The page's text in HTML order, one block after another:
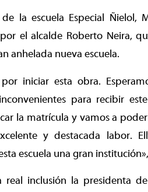
la escuela Especial Ñielol,
el alcalde Roberto Neira,
anhelada nueva escuela.
iniciar esta obra.
para recibir
la matrícula y vamos a
y destacada labor.
escuela una gran
inclusión la presidenta